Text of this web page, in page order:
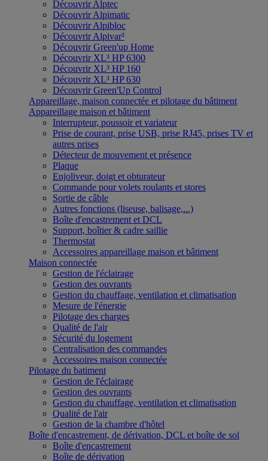
Découvrir Alptec
Découvrir Alpimatic
Découvrir Alpibloc
Découvrir Alpivar³
Découvrir Green'up Home
Découvrir XL³ HP 6300
Découvrir XL³ HP 160
Découvrir XL³ HP 630
Découvrir Green'Up Control
Appareillage, maison connectée et pilotage du bâtiment
Appareillage maison et bâtiment
Interrupteur, poussoir et variateur
Prise de courant, prise USB, prise RJ45, prises TV et
autres prises
Détecteur de mouvement et présence
Plaque
Enjoliveur, doigt et obturateur
Commande pour volets roulants et stores
Sortie de câble
Autres fonctions (liseuse, balisage,...)
Boîte d'encastrement et DCL
Support, boîtier & cadre saillie
Thermostat
Accessoires appareillage maison et bâtiment
Maison connectée
Gestion de l'éclairage
Gestion des ouvrants
Gestion du chauffage, ventilation et climatisation
Mesure de l'énergie
Pilotage des charges
Qualité de l'air
Sécurité du logement
Centralisation des commandes
Accessoires maison connectée
Pilotage du batiment
Gestion de l'éclairage
Gestion des ouvrants
Gestion du chauffage, ventilation et climatisation
Qualité de l'air
Gestion de la chambre d'hôtel
Boîte d'encastrement, de dérivation, DCL et boîte de sol
Boîte d'encastrement
Boîte de dérivation